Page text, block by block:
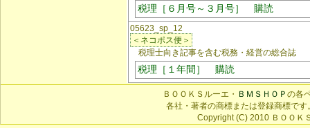
税理［６月号～３月号］ 購読
05623_sp_12
＜ネコポス便＞
税理士向き記事を含む税務・経営の総合誌
税理［１年間］ 購読
ＢＯＯＫＳルーエ・ ＢＭＳＨＯＰ の各
各社・著者の商標または登録商標で
Copyright (C) 2010 ＢＯＯ